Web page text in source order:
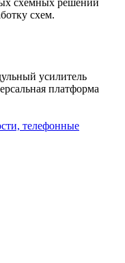
схемных решений
схем.
усилитель
платформа
телефонные